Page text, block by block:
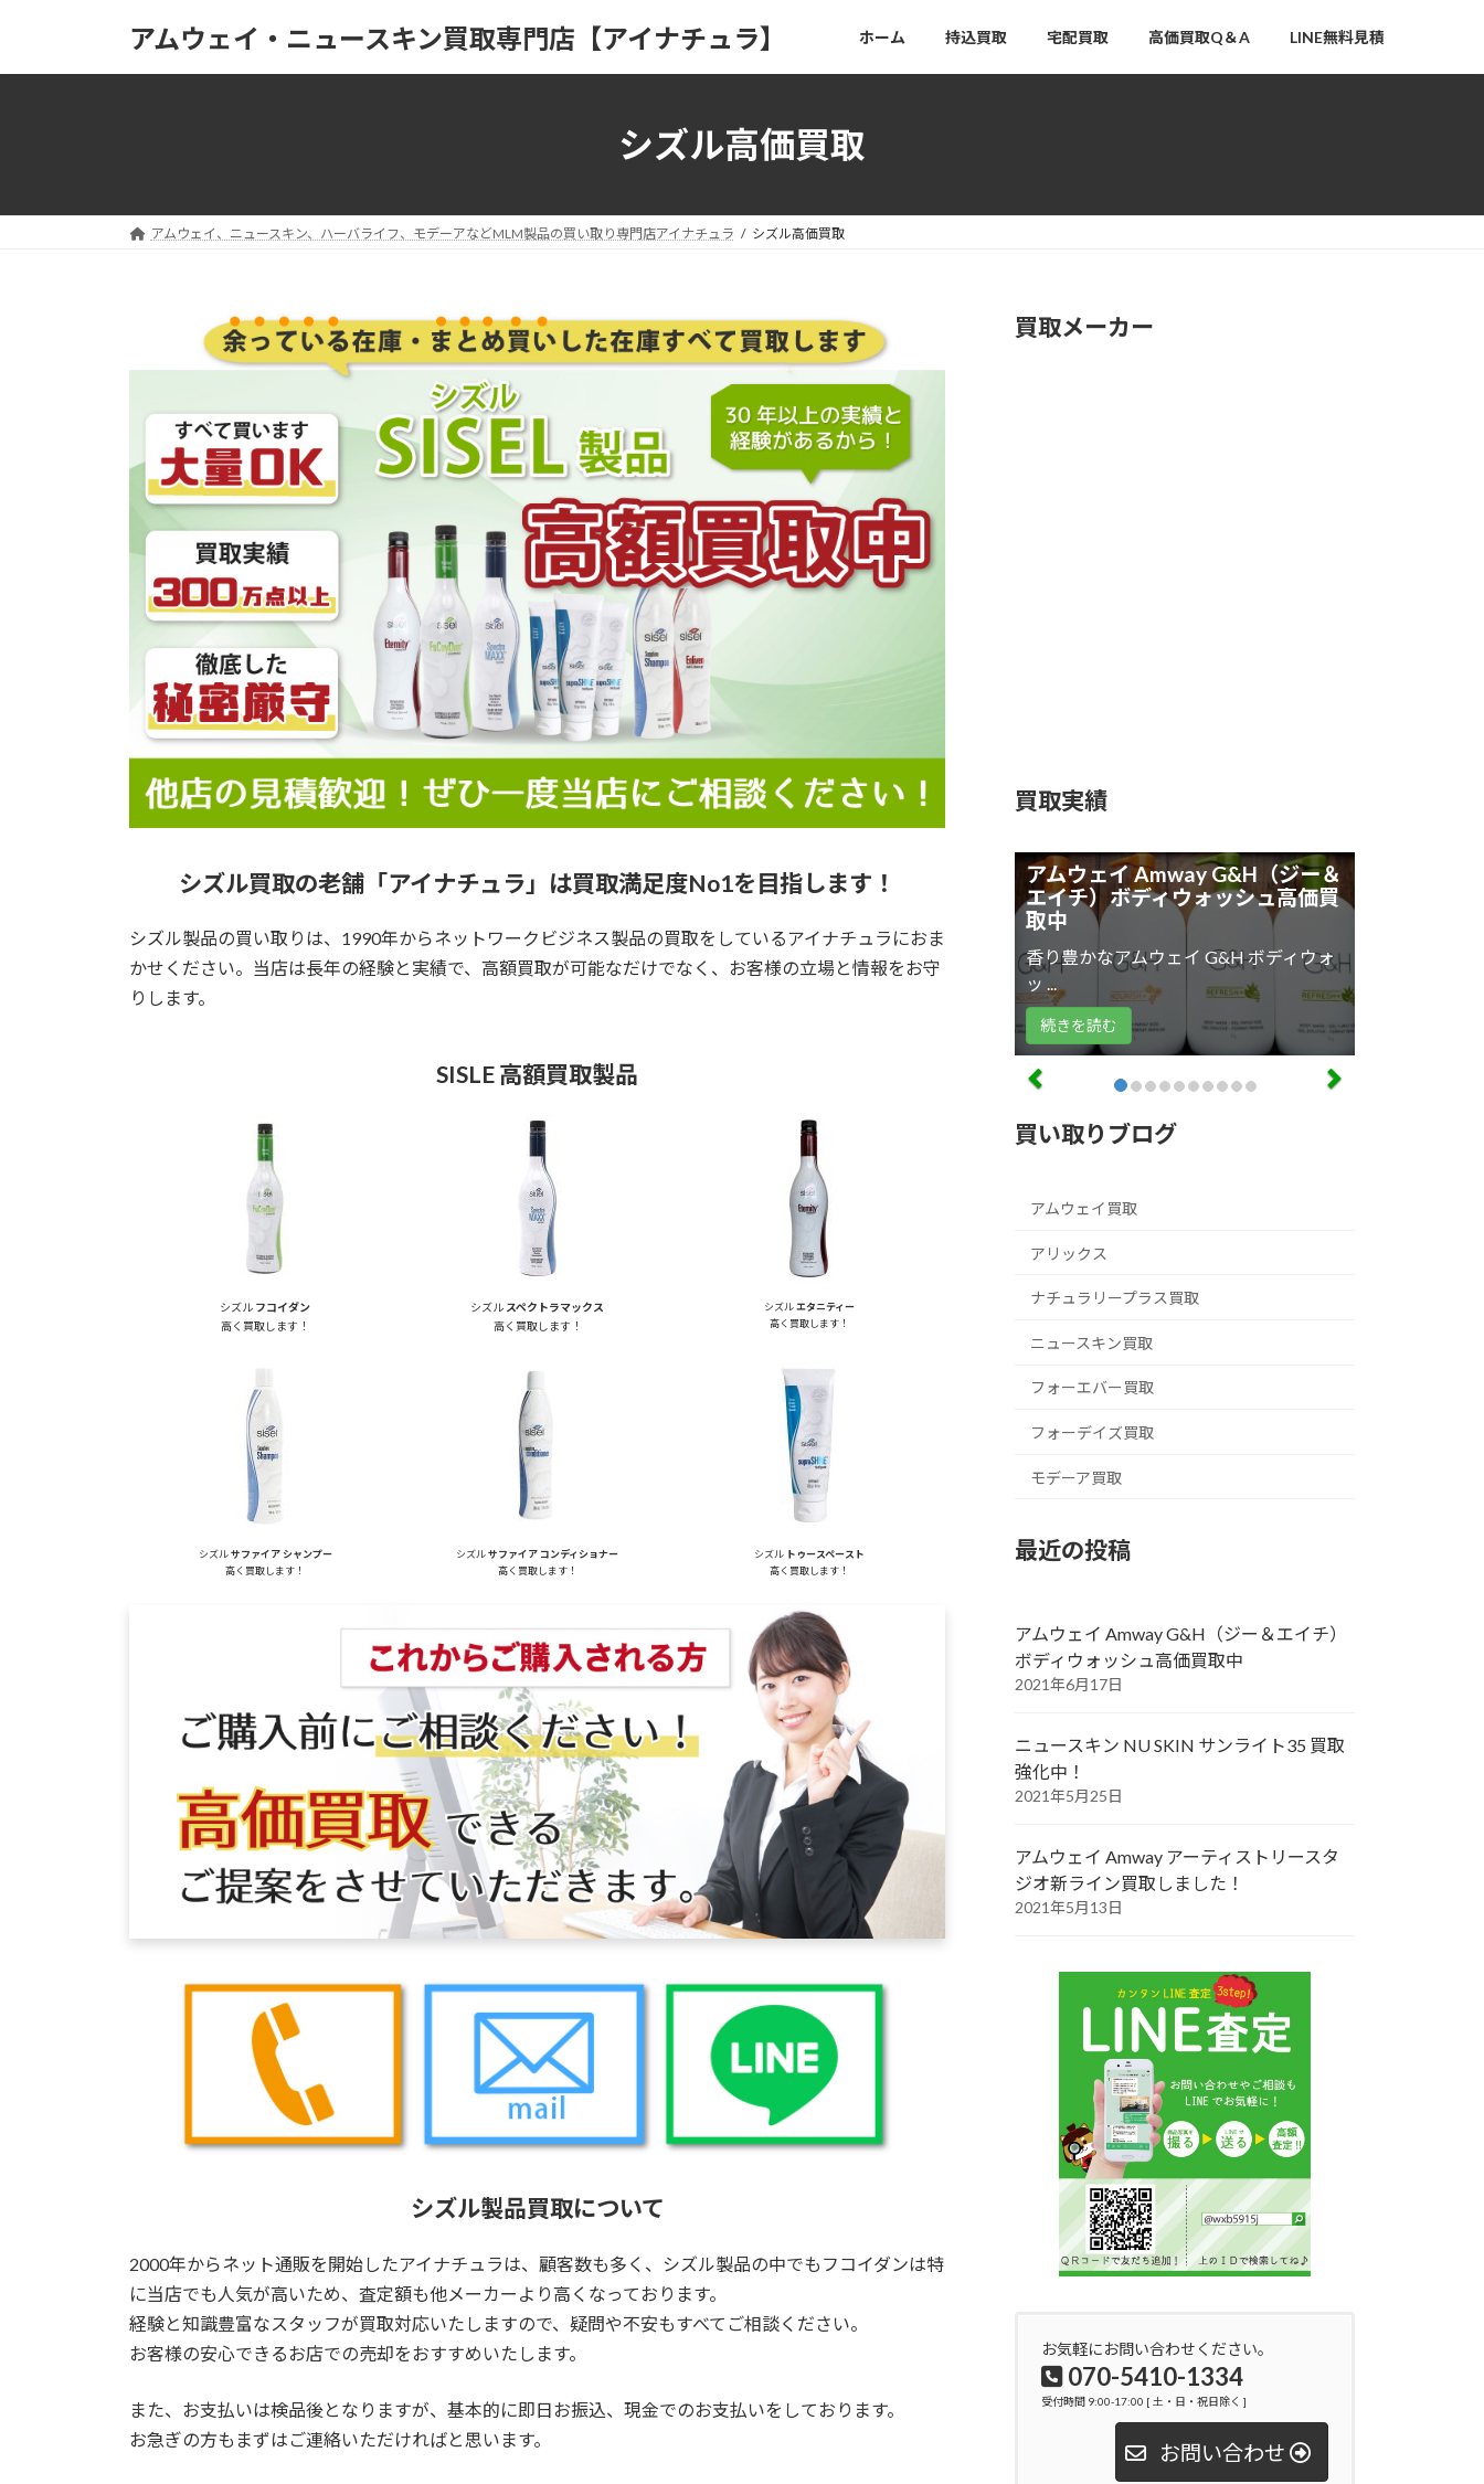
アムウェイ・ニュースキン買取専門店【アイナチュラ】 ホーム 持込買取 宅配買取 高価買取Q＆A LINE無料見積
シズル高価買取
アムウェイ、ニュースキン、ハーバライフ、モデーアなどMLM製品の買い取り専門店アイナチュラ シズル高価買取
シズル買取の老舗「アイナチュラ」は買取満足度No1を目指します！
シズル製品の買い取りは、1990年からネットワークビジネス製品の買取をしているアイナチュラにおま
かせください。当店は長年の経験と実績で、高額買取が可能なだけでなく、お客様の立場と情報をお守
りします。
SISLE 高額買取製品
シズル フコイダン
高く買取します！
シズル スペクトラマックス
高く買取します！
シズルエタニティー
高く買取します！
シズルサファイア シャンプー
高く買取します！
シズルサファイア コンディショナー
高く買取します！
シズル トゥースペースト
高く買取します！
シズル製品買取について
2000年からネット通販を開始したアイナチュラは、顧客数も多く、シズル製品の中でもフコイダンは特
に当店でも人気が高いため、査定額も他メーカーより高くなっております。
経験と知識豊富なスタッフが買取対応いたしますので、疑問や不安もすべてご相談ください。
お客様の安心できるお店での売却をおすすめいたします。
また、お支払いは検品後となりますが、基本的に即日お振込、現金でのお支払いをしております。
お急ぎの方もまずはご連絡いただければと思います。
買取メーカー
買取実績
アムウェイ Amway G&H（ジー＆
エイチ）ボディウォッシュ高価買
取中
香り豊かなアムウェイ G&H ボディウォ
ッ ...
続きを読む
買い取りブログ
アムウェイ買取
アリックス
ナチュラリープラス買取
ニュースキン買取
フォーエバー買取
フォーデイズ買取
モデーア買取
最近の投稿
アムウェイ Amway G&H（ジー＆エイチ）
ボディウォッシュ高価買取中
2021年6月17日
ニュースキン NU SKIN サンライト35 買取
強化中！
2021年5月25日
アムウェイ Amway アーティストリースタ
ジオ新ライン買取しました！
2021年5月13日
お気軽にお問い合わせください。
070-5410-1334
受付時間 9:00-17:00 [ 土・日・祝日除く ]
お問い合わせ